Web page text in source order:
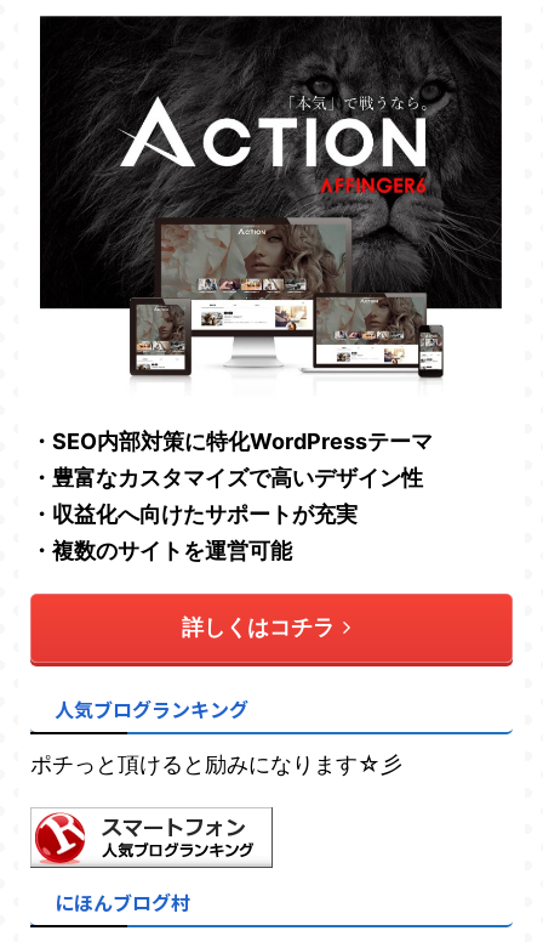
・SEO内部対策に特化WordPressテーマ
・豊富なカスタマイズで高いデザイン性
・収益化へ向けたサポートが充実
・複数のサイトを運営可能
詳しくはコチラ
人気ブログランキング
ポチっと頂けると励みになります☆彡
にほんブログ村